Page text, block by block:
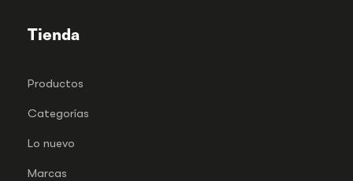
Tienda
Productos
Categorías
Lo nuevo
Marcas